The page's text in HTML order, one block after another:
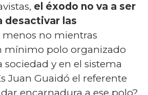
el éxodo no va a ser
desactivar las
menos no mientras
mínimo polo organizado
sociedad y en el sistema
Juan Guaidó el referente